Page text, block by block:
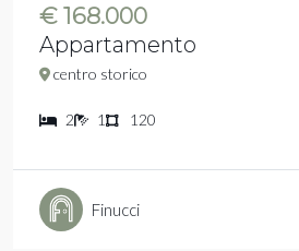
€ 168.000
Appartamento
centro storico
2 1 120
Finucci